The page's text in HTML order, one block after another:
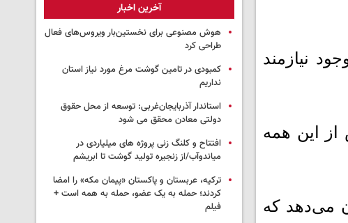
نیازمند
این همه
نشدن رئیس پارلمان طی ۴۵ روز نشان می‌دهد که
آخرین اخبار
هوش مصنوعی برای نخستین‌بار ویروس‌های فعال
طراحی کرد
کمبودی در تامین گوشت مرغ مورد نیاز استان
نداریم
استاندار آذربایجان‌غربی: توسعه از محل حقوق
دولتی معادن محقق می شود
افتتاح و کلنگ زنی پروژه های میلیاردی در
میاندوآب/از زنجیره تولید گوشت تا ابریشم
ترکیه، عربستان و پاکستان «پیمان مکه» را امضا
کردند؛ حمله به یک عضو، حمله به همه است +
فیلم